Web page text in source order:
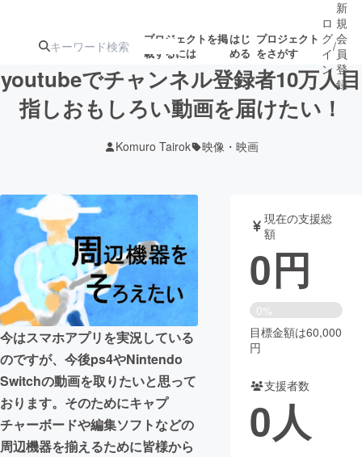
プロジェクトを掲
載するには
はじ
める
プロジェクト
をさがす
ジェクト
募集終了が近いプ
ロジェクト
アート・写真 音楽
テクノロジー・ガジェット ゲーム・サ
映像・映画 書籍・雑誌
ビジネス・起業
まちづくり・地域活性化
CAMPFIRE for Social Good
CAMPFIRE Creation
ロ
グ
イ
ン
/
新
規
会
員
登
録
youtubeでチャンネル登録者10万人目
指しおもしろい動画を届けたい！
Komuro Tairok 映像・映画
今はスマホアプリを実況している
のですが、今後ps4やNintendo
Switchの動画を取りたいと思って
おります。そのためにキャプ
チャーボードや編集ソフトなどの
周辺機器を揃えるために皆様から
現在の支援総
額
0円
0%
目標金額は60,000
円
支援者数
0人